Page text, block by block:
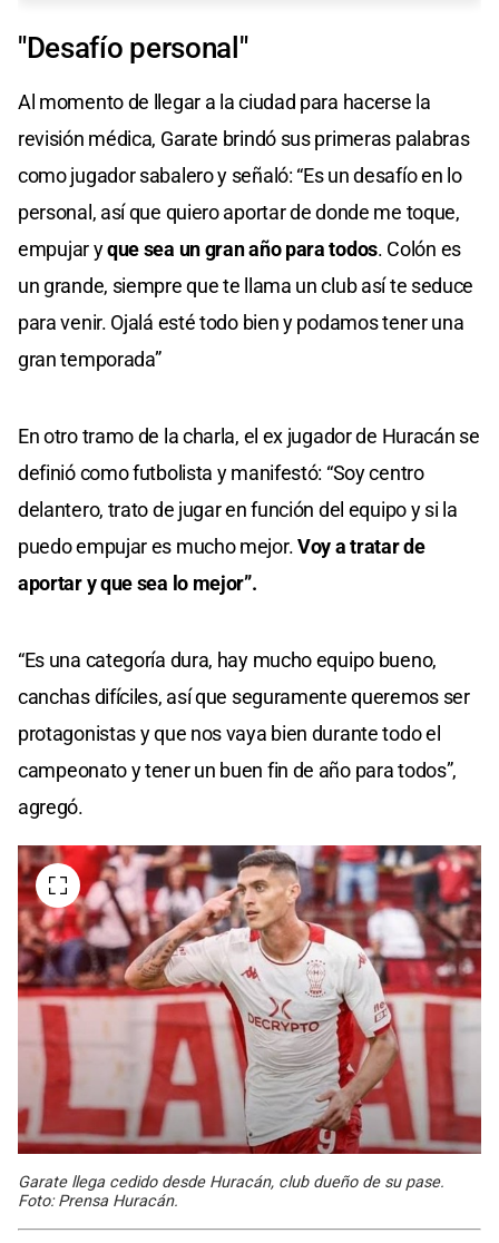
"Desafío personal"
Al momento de llegar a la ciudad para hacerse la
revisión médica, Garate brindó sus primeras palabras
como jugador sabalero y señaló: “Es un desafío en lo
personal, así que quiero aportar de donde me toque,
empujar yque sea un gran año para todos. Colón es
un grande, siempre que te llama un club así te seduce
para venir. Ojalá esté todo bien y podamos tener una
gran temporada”
En otro tramo de la charla, el ex jugador de Huracán se
definió como futbolista y manifestó: “Soy centro
delantero, trato de jugar en función del equipo y si la
puedo empujar es mucho mejor.Voy a tratar de
aportar y que sea lo mejor”.
“Es una categoría dura, hay mucho equipo bueno,
canchas difíciles, así que seguramente queremos ser
protagonistas y que nos vaya bien durante todo el
campeonato y tener un buen fin de año para todos”,
agregó.
Garate llega cedido desde Huracán, club dueño de su pase.
Foto: Prensa Huracán.